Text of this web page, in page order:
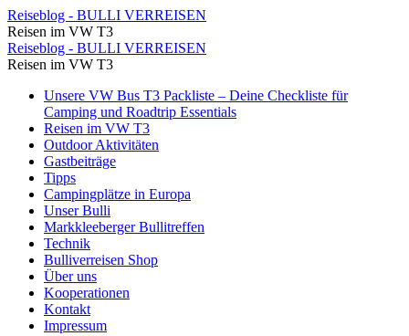
Dir
Brücke
verbindet
das
West-
und
Ostufer
Reiseblog
BULLI
VERREISEN
Reiseblog - BULLI VERREISEN
Reisen im VW T3
Dir
Brücke
verbindet
das
West-
und
Ostufer
Reiseblog
BULLI
VERREISEN
Reiseblog - BULLI VERREISEN
Reisen im VW T3
Skip
content
Unsere VW Bus T3 Packliste – Deine Checkliste für
Camping und Roadtrip Essentials
Reisen im VW T3
Outdoor Aktivitäten
Gastbeiträge
Tipps
Campingplätze in Europa
Unser Bulli
Markkleeberger Bullitreffen
Technik
Bulliverreisen Shop
Über uns
Kooperationen
Kontakt
Impressum